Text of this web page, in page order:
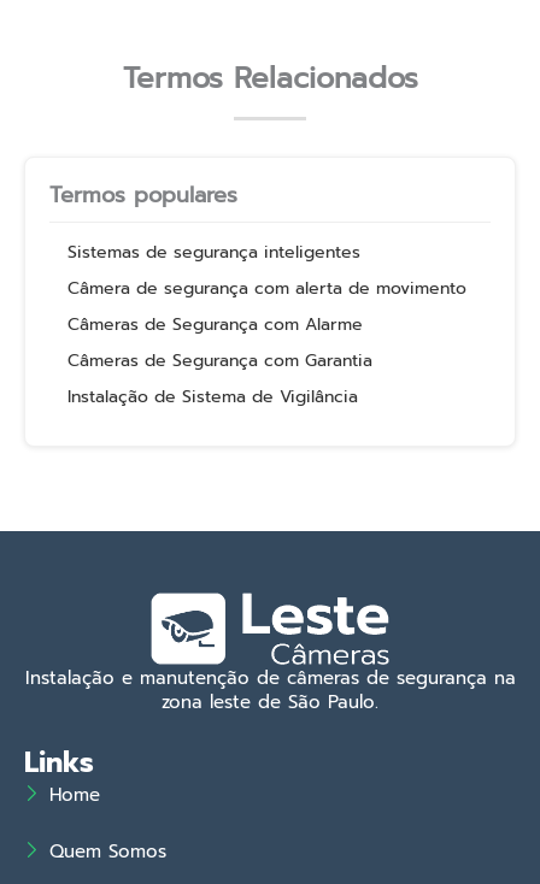
Termos Relacionados
Termos populares
Sistemas de segurança inteligentes
Câmera de segurança com alerta de movimento
Câmeras de Segurança com Alarme
Câmeras de Segurança com Garantia
Instalação de Sistema de Vigilância
Instalação e manutenção de câmeras de segurança na
zona leste de São Paulo.
Links
Home
Quem Somos